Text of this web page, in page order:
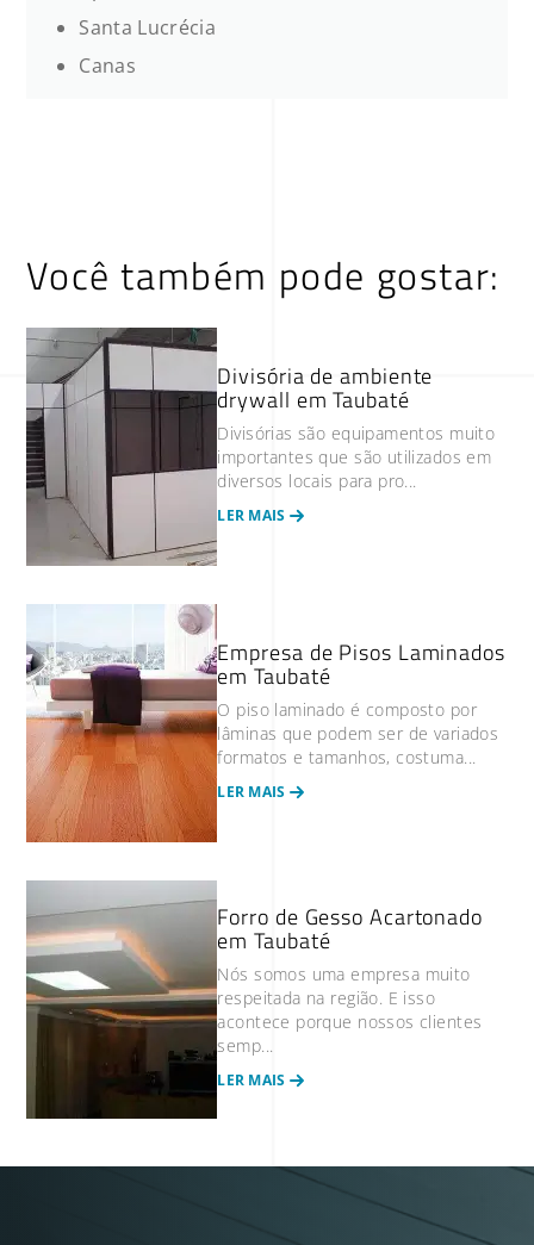
Santa Lucrécia
Canas
Você também pode gostar:
Divisória de ambiente
drywall em Taubaté
Divisórias são equipamentos muito
importantes que são utilizados em
diversos locais para pro...
LER MAIS
Empresa de Pisos Laminados
em Taubaté
O piso laminado é composto por
lâminas que podem ser de variados
formatos e tamanhos, costuma...
LER MAIS
Forro de Gesso Acartonado
em Taubaté
Nós somos uma empresa muito
respeitada na região. E isso
acontece porque nossos clientes
semp...
LER MAIS